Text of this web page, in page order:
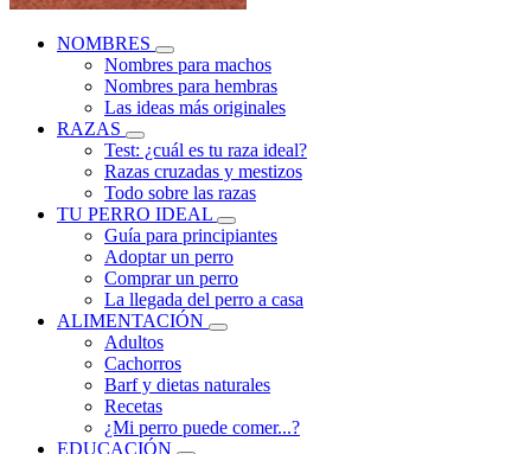
NOMBRES
Nombres para machos
Nombres para hembras
Las ideas más originales
RAZAS
Test: ¿cuál es tu raza ideal?
Razas cruzadas y mestizos
Todo sobre las razas
TU PERRO IDEAL
Guía para principiantes
Adoptar un perro
Comprar un perro
La llegada del perro a casa
ALIMENTACIÓN
Adultos
Cachorros
Barf y dietas naturales
Recetas
¿Mi perro puede comer...?
EDUCACIÓN